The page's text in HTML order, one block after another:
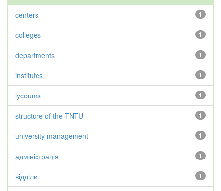
1
centers
1
colleges
1
departments
1
institutes
1
lyceums
1
structure of the TNTU
1
university management
1
адміністрація
1
відділи